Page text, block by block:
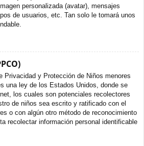
personalizada (avatar), mensajes
de usuarios, etc. Tan solo le tomará unos
Privacidad y Protección de Niños menores
una ley de los Estados Unidos, donde se
los cuales son potenciales recolectores
de niños sea escrito y ratificado con el
o con algún otro método de reconocimiento
recolectar información personal identificable